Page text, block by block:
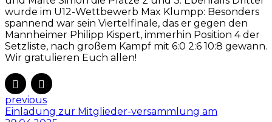
wurde im U12-Wettbewerb Max Klumpp: Besonders
spannend war sein Viertelfinale, das er gegen den
Mannheimer Philipp Kispert, immerhin Position 4 der
Setzliste, nach großem Kampf mit 6:0 2:6 10:8 gewann.
Wir gratulieren Euch allen!
previous
Einladung zur Mitglieder-versammlung am